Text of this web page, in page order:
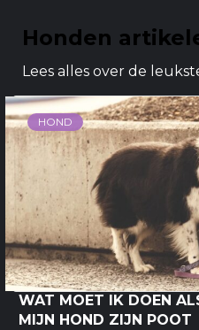
Honden
Lees alles over de
HOND
WAT MOET IK DOEN
MIJN HOND ZIJN POOT